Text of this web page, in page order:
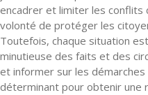
encadrer et limiter les conflits
volonté de protéger les
Toutefois, chaque situation
minutieuse des faits et des
et informer sur les démarches
déterminant pour obtenir une